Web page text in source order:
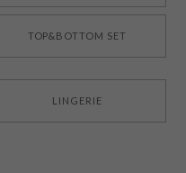
TOP&BOTTOM SET
LINGERIE